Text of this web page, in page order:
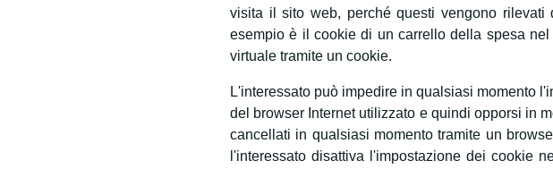
visita il sito web, perché questi vengono
esempio è il cookie di un carrello della spesa
virtuale tramite un cookie.
L'interessato può impedire in qualsiasi momento
del browser Internet utilizzato e quindi opporsi in
cancellati in qualsiasi momento tramite un
l'interessato disattiva l'impostazione dei cookie